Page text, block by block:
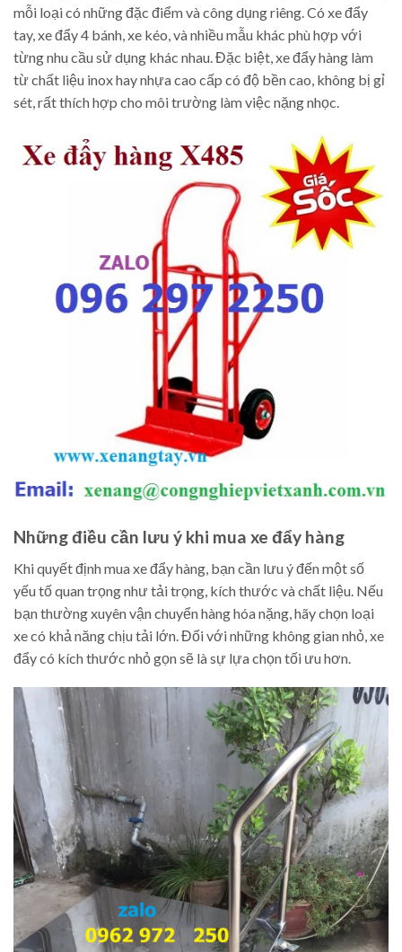
mỗi loại có những đặc điểm và công dụng riêng. Có xe đẩy
tay, xe đẩy 4 bánh, xe kéo, và nhiều mẫu khác phù hợp với
từng nhu cầu sử dụng khác nhau. Đặc biệt, xe đẩy hàng làm
từ chất liệu inox hay nhựa cao cấp có độ bền cao, không bị gỉ
sét, rất thích hợp cho môi trường làm việc nặng nhọc.
Những điều cần lưu ý khi mua xe đẩy hàng
Khi quyết định mua xe đẩy hàng, bạn cần lưu ý đến một số
yếu tố quan trọng như tải trọng, kích thước và chất liệu. Nếu
bạn thường xuyên vận chuyển hàng hóa nặng, hãy chọn loại
xe có khả năng chịu tải lớn. Đối với những không gian nhỏ, xe
đẩy có kích thước nhỏ gọn sẽ là sự lựa chọn tối ưu hơn.